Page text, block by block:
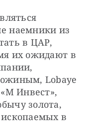
наемники из
в ЦАР,
их ожидают в
Lobaye
Инвест»,
золота,
в